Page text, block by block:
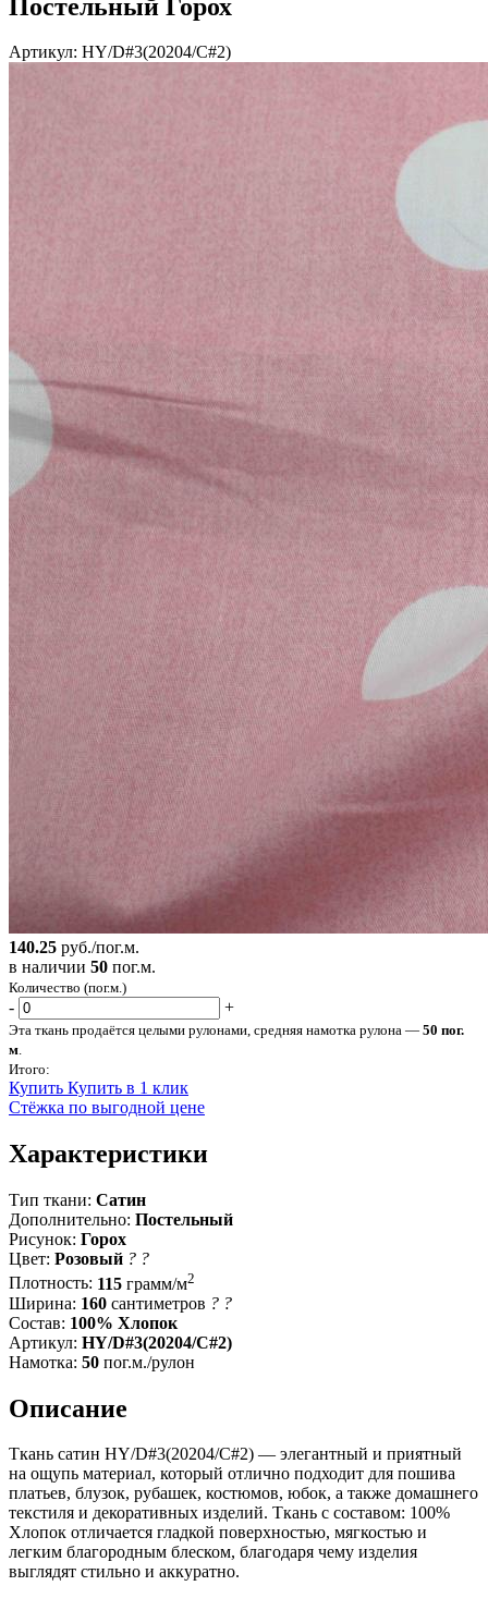
Постельный Горох
Артикул: HY/D#3(20204/C#2)
140.25 руб./пог.м.
в наличии 50 пог.м.
Количество (пог.м.)
- +
Эта ткань продаётся целыми рулонами, средняя намотка рулона — 50 пог.
м.
Итого:
Купить Купить в 1 клик
Стёжка по выгодной цене
Характеристики
Тип ткани: Сатин
Дополнительно: Постельный
Рисунок: Горох
Цвет: Розовый ? ?
Плотность: 115 грамм/м2
Ширина: 160 сантиметров ? ?
Состав: 100% Хлопок
Артикул: HY/D#3(20204/C#2)
Намотка: 50 пог.м./рулон
Описание
Ткань сатин HY/D#3(20204/C#2) — элегантный и приятный
на ощупь материал, который отлично подходит для пошива
платьев, блузок, рубашек, костюмов, юбок, а также домашнего
текстиля и декоративных изделий. Ткань с составом: 100%
Хлопок отличается гладкой поверхностью, мягкостью и
легким благородным блеском, благодаря чему изделия
выглядят стильно и аккуратно.